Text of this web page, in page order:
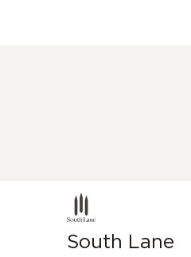
South Lane